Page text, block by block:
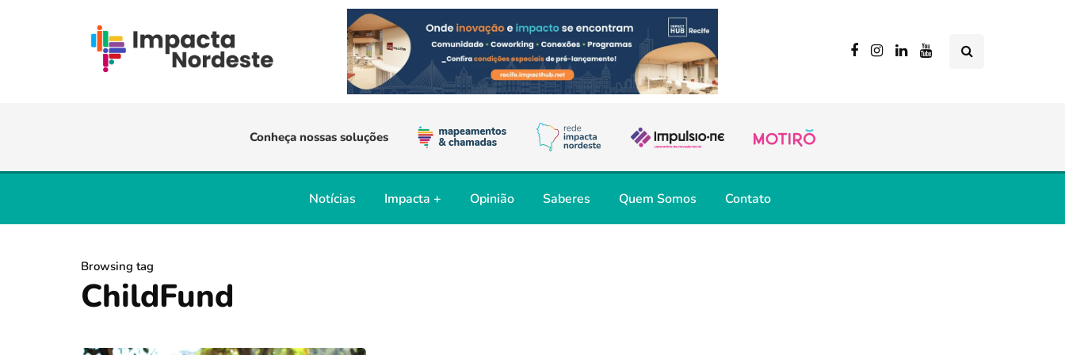
Conheça nossas soluções
Notícias Impacta + Opinião Saberes Quem Somos Contato
Browsing tag
ChildFund